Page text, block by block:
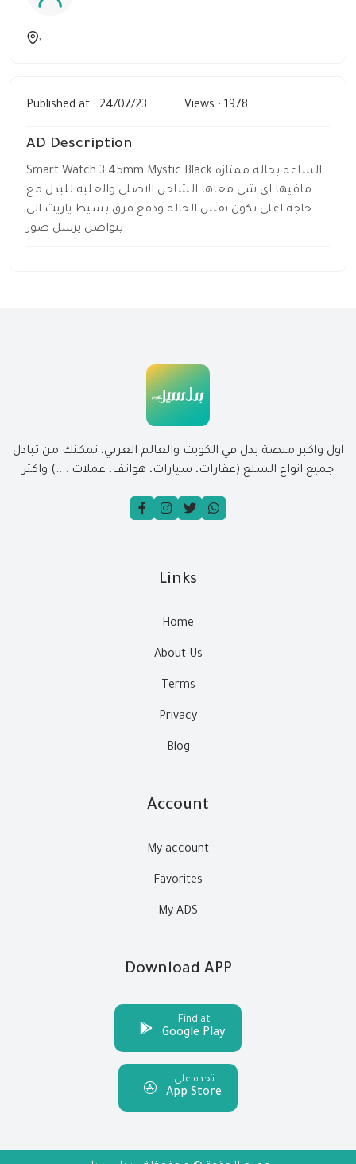
,
Published at : 24/07/23 Views : 1978
AD Description
Smart Watch 3 45mm Mystic Black الساعه بحاله ممتازه
مافيها اى شى معاها الشاحن الاصلى والعلبه للبدل مع
حاجه اعلى تكون نفس الحاله ودفع فرق بسيط ياريت الى
يتواصل يرسل صور
اول واكبر منصة بدل في الكويت والعالم العربي، تمكنك من تبادل
جميع انواع السلع (عقارات، سيارات، هواتف، عملات ....) واكثر
Links
Home
About Us
Terms
Privacy
Blog
Account
My account
Favorites
My ADS
Download APP
Find at
Google Play
تجده على
App Store